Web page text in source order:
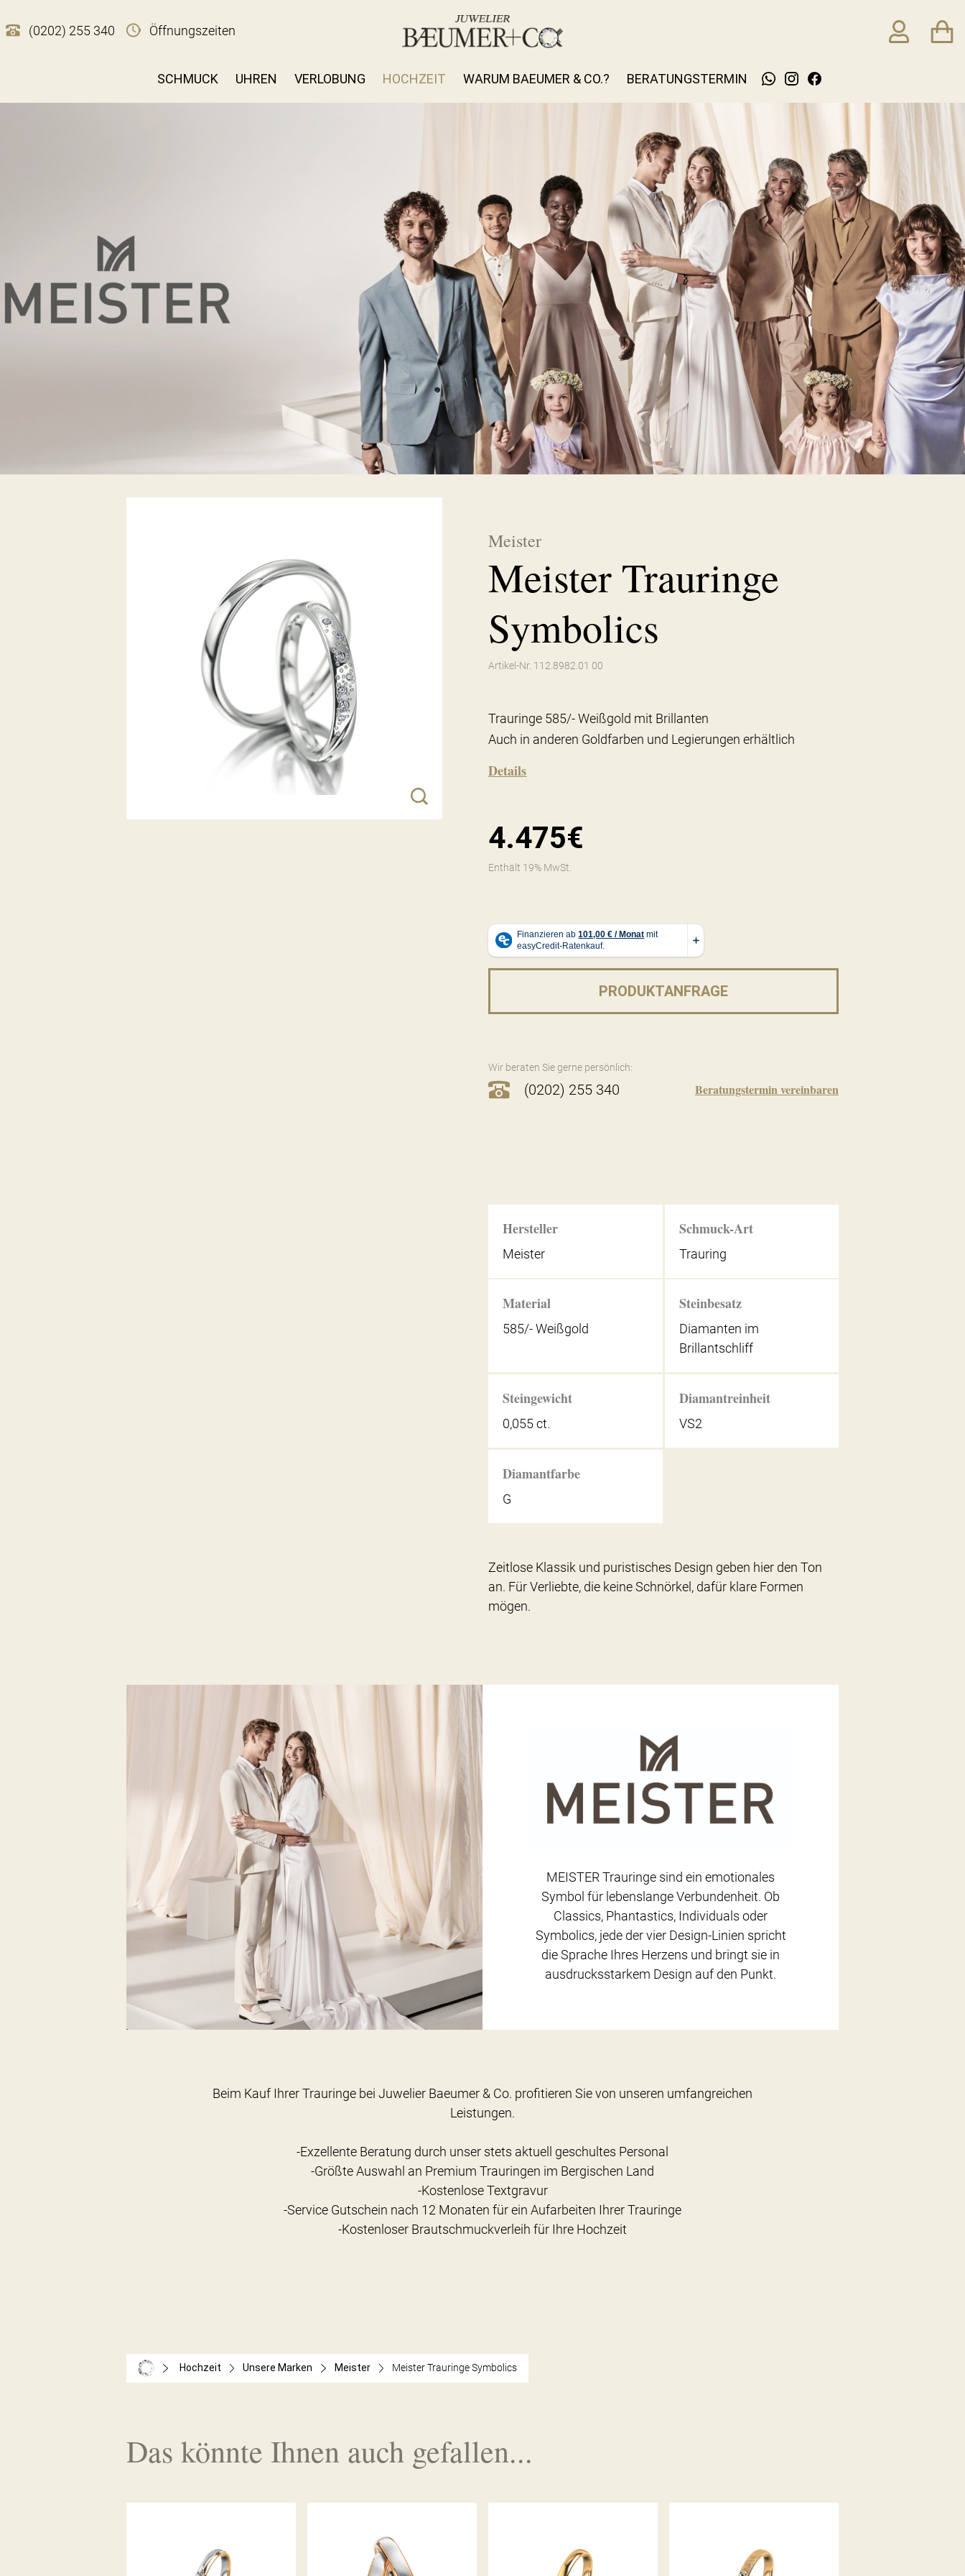
(0202) 255 340 Öffnungszeiten
SCHMUCK UHREN VERLOBUNG HOCHZEIT WARUM BAEUMER & CO.? BERATUNGSTERMIN
Meister
Meister Trauringe
Symbolics
Artikel-Nr. 112.8982.01 00
Trauringe 585/- Weißgold mit Brillanten
Auch in anderen Goldfarben und Legierungen erhältlich
Details
4.475€
Enthält 19% MwSt.
PRODUKTANFRAGE
Wir beraten Sie gerne persönlich:
(0202) 255 340 Beratungstermin vereinbaren
Hersteller
Meister
Schmuck-Art
Trauring
Material
585/- Weißgold
Steinbesatz
Diamanten im
Brillantschliff
Steingewicht
0,055 ct.
Diamantreinheit
VS2
Diamantfarbe
G
Zeitlose Klassik und puristisches Design geben hier den Ton
an. Für Verliebte, die keine Schnörkel, dafür klare Formen
mögen.
MEISTER Trauringe sind ein emotionales
Symbol für lebenslange Verbundenheit. Ob
Classics, Phantastics, Individuals oder
Symbolics, jede der vier Design-Linien spricht
die Sprache Ihres Herzens und bringt sie in
ausdrucksstarkem Design auf den Punkt.
Beim Kauf Ihrer Trauringe bei Juwelier Baeumer & Co. profitieren Sie von unseren umfangreichen
Leistungen.
-Exzellente Beratung durch unser stets aktuell geschultes Personal
-Größte Auswahl an Premium Trauringen im Bergischen Land
-Kostenlose Textgravur
-Service Gutschein nach 12 Monaten für ein Aufarbeiten Ihrer Trauringe
Hochzeit Unsere Marken Meister Meister Trauringe Symbolics
Das könnte Ihnen auch gefallen...
MEISTER TRAURING
MEISTER TRAURINGE
CLASSICS
MEISTER TRAURING MEISTER TRAURING